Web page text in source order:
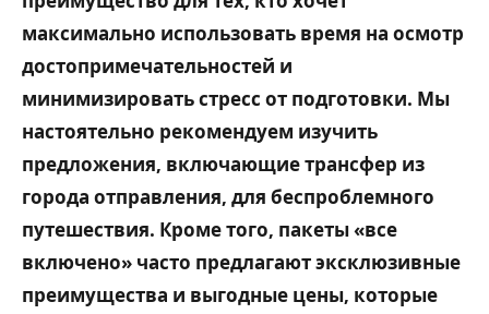
максимально использовать время на осмотр
достопримечательностей и
минимизировать стресс от подготовки. Мы
настоятельно рекомендуем изучить
предложения, включающие трансфер из
города отправления, для беспроблемного
путешествия. Кроме того, пакеты «все
включено» часто предлагают эксклюзивные
преимущества и выгодные цены, которые